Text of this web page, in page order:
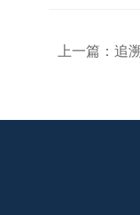
上一篇： 追